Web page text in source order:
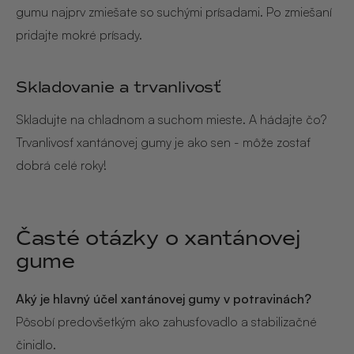
gumu najprv zmiešate so suchými prísadami. Po zmiešaní
pridajte mokré prísady.
Skladovanie a trvanlivosť
Skladujte na chladnom a suchom mieste. A hádajte čo?
Trvanlivosť xantánovej gumy je ako sen - môže zostať
dobrá celé roky!
Časté otázky o xantánovej
gume
Aký je hlavný účel xantánovej gumy v potravinách?
Pôsobí predovšetkým ako zahusťovadlo a stabilizačné
činidlo.